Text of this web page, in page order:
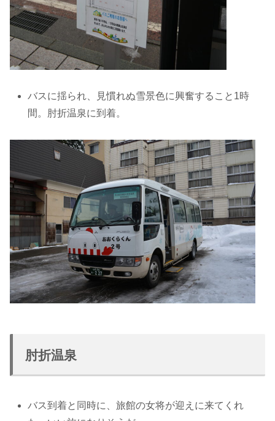
バスに揺られ、見慣れぬ雪景色に興奮すること1時
間。肘折温泉に到着。
肘折温泉
バス到着と同時に、旅館の女将が迎えに来てくれ